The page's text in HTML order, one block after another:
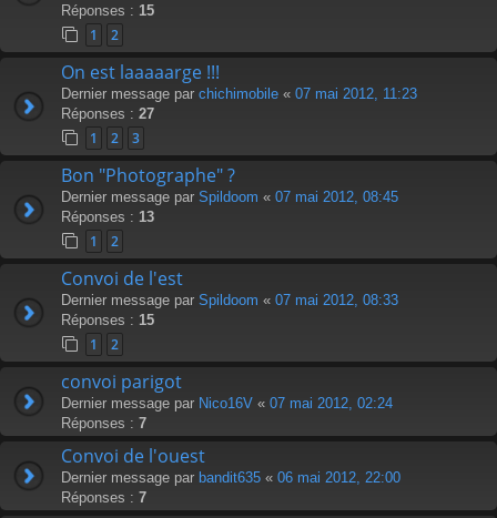
Réponses : 15
1 2
On est laaaaarge !!!
Dernier message par chichimobile « 07 mai 2012, 11:23
Réponses : 27
1 2 3
Bon "Photographe" ?
Dernier message par Spildoom « 07 mai 2012, 08:45
Réponses : 13
1 2
Convoi de l'est
Dernier message par Spildoom « 07 mai 2012, 08:33
Réponses : 15
1 2
convoi parigot
Dernier message par Nico16V « 07 mai 2012, 02:24
Réponses : 7
Convoi de l'ouest
Dernier message par bandit635 « 06 mai 2012, 22:00
Réponses : 7